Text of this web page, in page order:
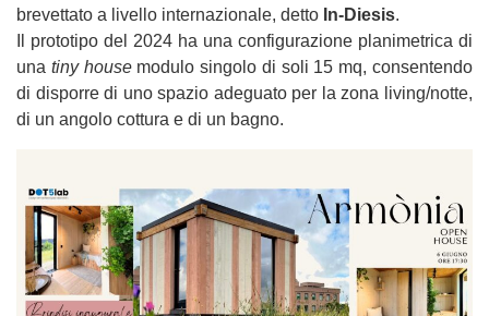
brevettato a livello internazionale, detto In-Diesis.
Il prototipo del 2024 ha una configurazione planimetrica di
una tiny housemodulo singolo di soli 15 mq, consentendo
di disporre di uno spazio adeguato per la zona living/notte,
di un angolo cottura e di un bagno.